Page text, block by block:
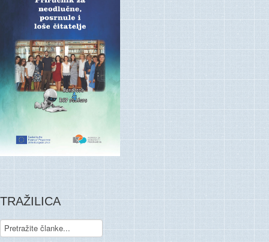
TRAŽILICA